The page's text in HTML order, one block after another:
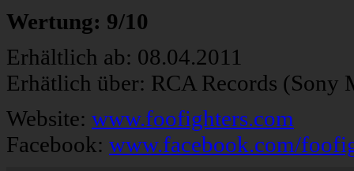
Wertung: 9/10
Erhältlich ab: 08.04.2011
Erhätlich über: RCA Records (Sony
Website: www.foofighters.com
Facebook: www.facebook.com/